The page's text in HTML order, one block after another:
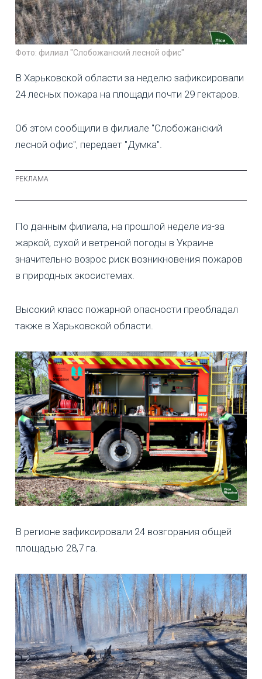
Фото: филиал "Слобожанский лесной офис"
В Харьковской области за неделю зафиксировали
24 лесных пожара на площади почти 29 гектаров.
Об этом сообщили в филиале "Слобожанский
лесной офис", передает "Думка".
По данным филиала, на прошлой неделе из-за
жаркой, сухой и ветреной погоды в Украине
значительно возрос риск возникновения пожаров
в природных экосистемах.
Высокий класс пожарной опасности преобладал
также в Харьковской области.
В регионе зафиксировали 24 возгорания общей
площадью 28,7 га.